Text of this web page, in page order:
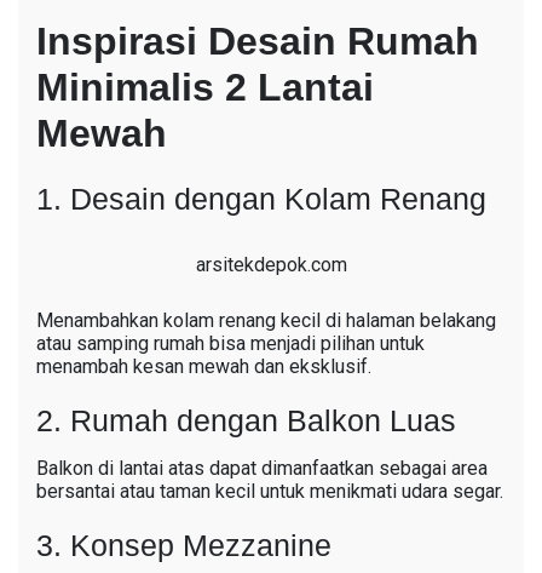
Inspirasi Desain Rumah
Minimalis 2 Lantai
Mewah
1. Desain dengan Kolam Renang
arsitekdepok.com
Menambahkan kolam renang kecil di halaman belakang
atau samping rumah bisa menjadi pilihan untuk
menambah kesan mewah dan eksklusif.
2. Rumah dengan Balkon Luas
Balkon di lantai atas dapat dimanfaatkan sebagai area
bersantai atau taman kecil untuk menikmati udara segar.
3. Konsep Mezzanine